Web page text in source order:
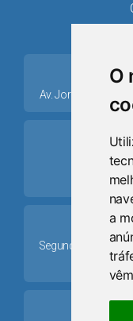
O
a
Av. Jorge Dariva,
Segunda-feira a